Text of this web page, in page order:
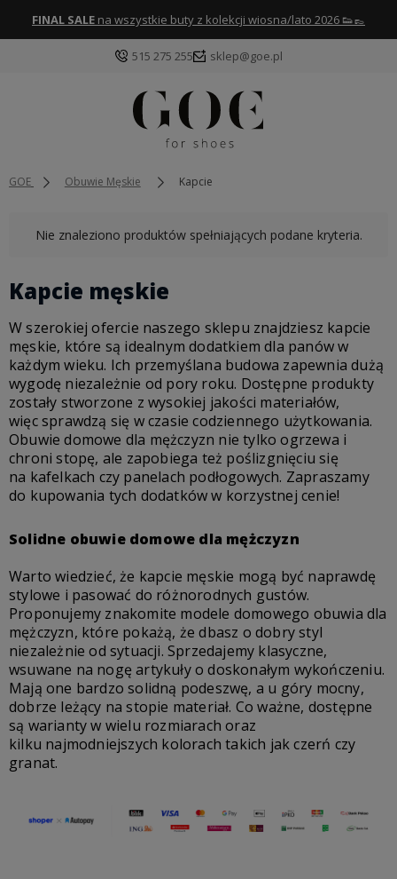
FINAL SALE na wszystkie buty z kolekcji wiosna/lato 2026 👟👞
515 275 255 sklep@goe.pl
GOE Obuwie Męskie Kapcie
Nie znaleziono produktów spełniających podane kryteria.
Kapcie męskie
W szerokiej ofercie naszego sklepu znajdziesz kapcie
męskie, które są idealnym dodatkiem dla panów w
każdym wieku. Ich przemyślana budowa zapewnia dużą
wygodę niezależnie od pory roku. Dostępne produkty
zostały stworzone z wysokiej jakości materiałów,
więc sprawdzą się w czasie codziennego użytkowania.
Obuwie domowe dla mężczyzn nie tylko ogrzewa i
chroni stopę, ale zapobiega też poślizgnięciu się
na kafelkach czy panelach podłogowych. Zapraszamy
do kupowania tych dodatków w korzystnej cenie!
Solidne obuwie domowe dla mężczyzn
Warto wiedzieć, że kapcie męskie mogą być naprawdę
stylowe i pasować do różnorodnych gustów.
Proponujemy znakomite modele domowego obuwia dla
mężczyzn, które pokażą, że dbasz o dobry styl
niezależnie od sytuacji. Sprzedajemy klasyczne,
wsuwane na nogę artykuły o doskonałym wykończeniu.
Mają one bardzo solidną podeszwę, a u góry mocny,
dobrze leżący na stopie materiał. Co ważne, dostępne
są warianty w wielu rozmiarach oraz
kilku najmodniejszych kolorach takich jak czerń czy
granat.